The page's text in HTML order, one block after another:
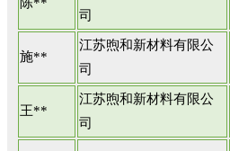
陈**
司
施**
江苏煦和新材料有限公
司
王**
江苏煦和新材料有限公
司